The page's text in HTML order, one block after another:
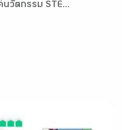
วัตกรรม STE...